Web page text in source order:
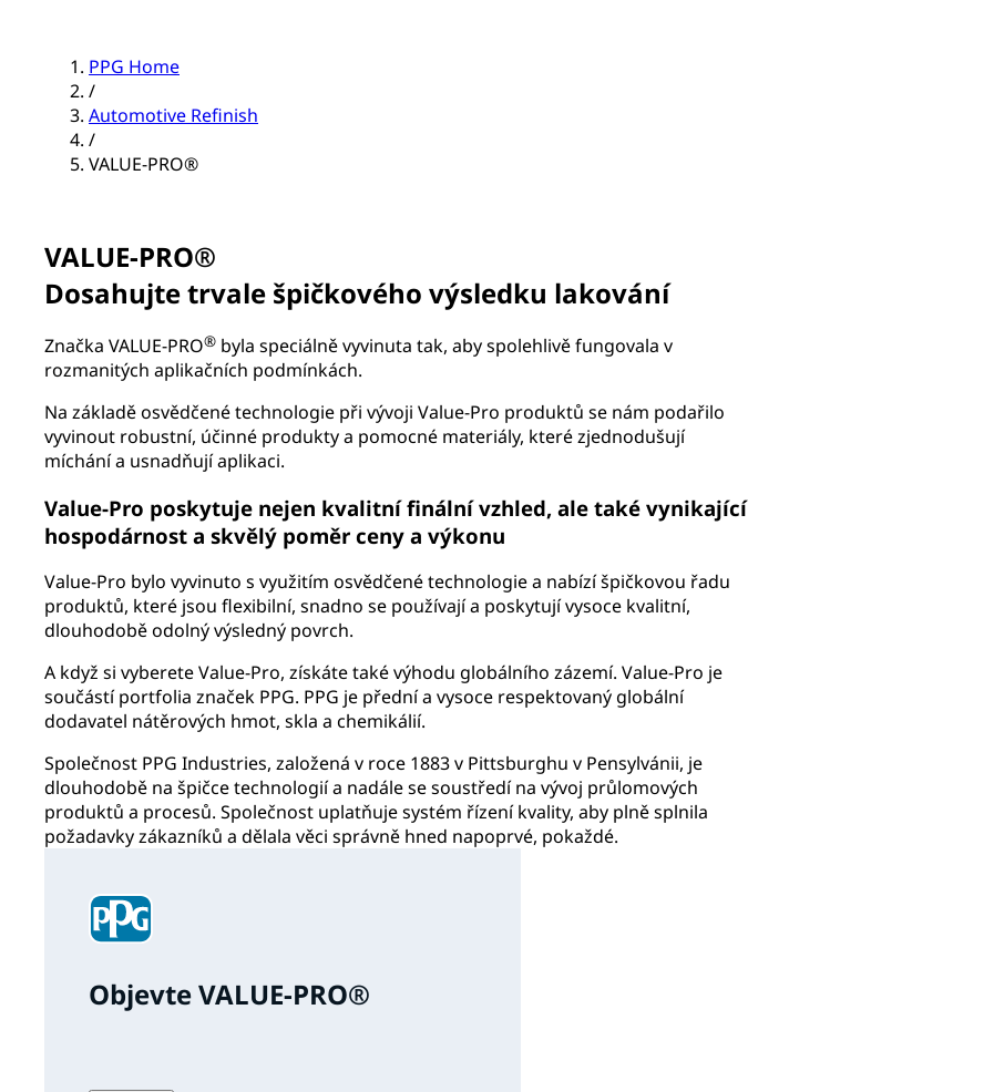
PPG Home
/
Automotive Refinish
/
VALUE-PRO®
VALUE-PRO®
Dosahujte trvale špičkového výsledku lakování
Značka VALUE-PRO® byla speciálně vyvinuta tak, aby spolehlivě fungovala v
rozmanitých aplikačních podmínkách.
Na základě osvědčené technologie při vývoji Value-Pro produktů se nám podařilo
vyvinout robustní, účinné produkty a pomocné materiály, které zjednodušují
míchání a usnadňují aplikaci.
Value-Pro poskytuje nejen kvalitní finální vzhled, ale také vynikající
hospodárnost a skvělý poměr ceny a výkonu
Value-Pro bylo vyvinuto s využitím osvědčené technologie a nabízí špičkovou řadu
produktů, které jsou flexibilní, snadno se používají a poskytují vysoce kvalitní,
dlouhodobě odolný výsledný povrch.
A když si vyberete Value-Pro, získáte také výhodu globálního zázemí. Value-Pro je
součástí portfolia značek PPG. PPG je přední a vysoce respektovaný globální
dodavatel nátěrových hmot, skla a chemikálií.
Společnost PPG Industries, založená v roce 1883 v Pittsburghu v Pensylvánii, je
dlouhodobě na špičce technologií a nadále se soustředí na vývoj průlomových
produktů a procesů. Společnost uplatňuje systém řízení kvality, aby plně splnila
požadavky zákazníků a dělala věci správně hned napoprvé, pokaždé.
Objevte VALUE-PRO®